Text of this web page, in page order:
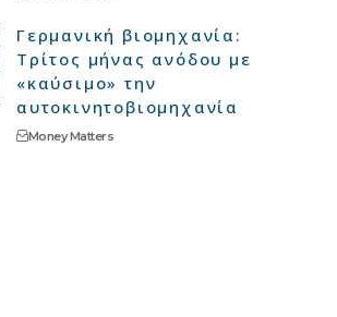
Γερμανική βιομηχανία:
Τρίτος μήνας ανόδου με
«καύσιμο» την
αυτοκινητοβιομηχανία
Money Matters